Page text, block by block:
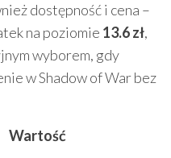
dostępność i cena –
na poziomie 13.6 zł,
wyborem, gdy
w Shadow of War bez
Wartość